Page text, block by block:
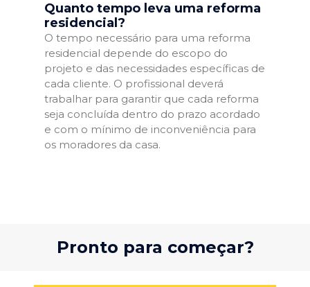
Quanto tempo leva uma reforma
residencial?
O tempo necessário para uma reforma
residencial depende do escopo do
projeto e das necessidades específicas de
cada cliente. O profissional deverá
trabalhar para garantir que cada reforma
seja concluída dentro do prazo acordado
e com o mínimo de inconveniência para
os moradores da casa.
Pronto para começar?